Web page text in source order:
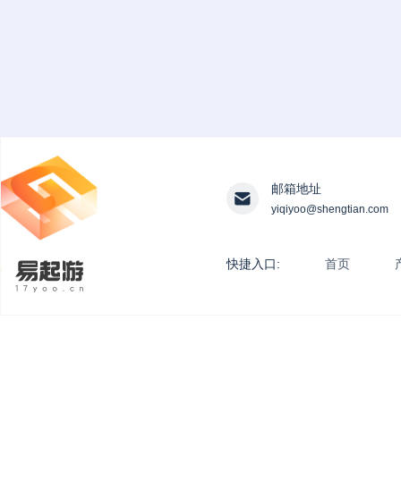
邮箱地址
yiqiyoo@shengtian.com
快捷入口: 首页